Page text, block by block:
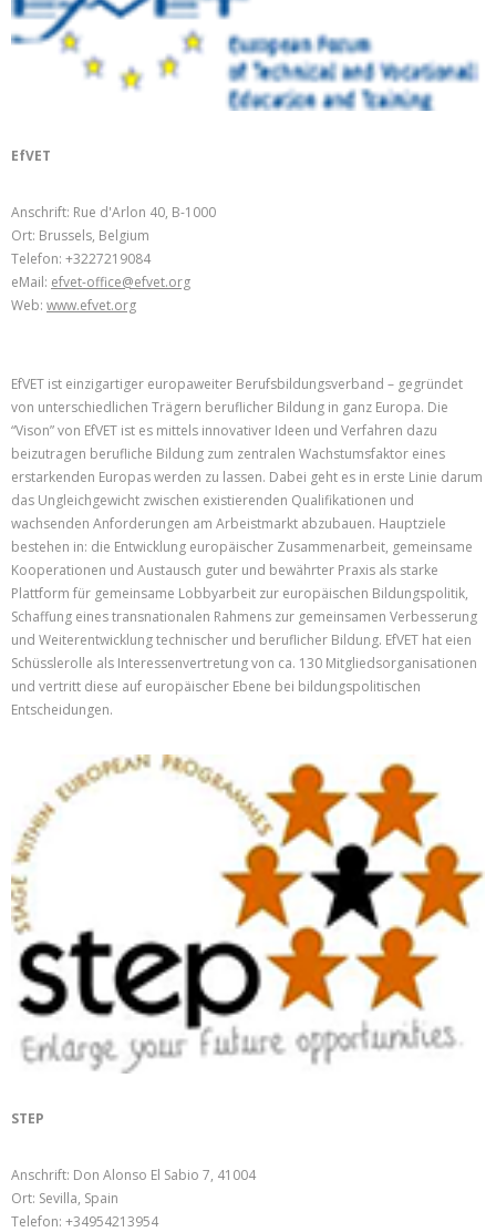
EfVET
Anschrift: Rue d'Arlon 40, B-1000
Ort: Brussels, Belgium
Telefon: +3227219084
eMail: efvet-office@efvet.org
Web: www.efvet.org
EfVET ist einzigartiger europaweiter Berufsbildungsverband – gegründet
von unterschiedlichen Trägern beruflicher Bildung in ganz Europa. Die
“Vison” von EfVET ist es mittels innovativer Ideen und Verfahren dazu
beizutragen berufliche Bildung zum zentralen Wachstumsfaktor eines
erstarkenden Europas werden zu lassen. Dabei geht es in erste Linie darum
das Ungleichgewicht zwischen existierenden Qualifikationen und
wachsenden Anforderungen am Arbeistmarkt abzubauen. Hauptziele
bestehen in: die Entwicklung europäischer Zusammenarbeit, gemeinsame
Kooperationen und Austausch guter und bewährter Praxis als starke
Plattform für gemeinsame Lobbyarbeit zur europäischen Bildungspolitik,
Schaffung eines transnationalen Rahmens zur gemeinsamen Verbesserung
und Weiterentwicklung technischer und beruflicher Bildung. EfVET hat eien
Schüsslerolle als Interessenvertretung von ca. 130 Mitgliedsorganisationen
und vertritt diese auf europäischer Ebene bei bildungspolitischen
Entscheidungen.
STEP
Anschrift: Don Alonso El Sabio 7, 41004
Ort: Sevilla, Spain
Telefon: +34954213954